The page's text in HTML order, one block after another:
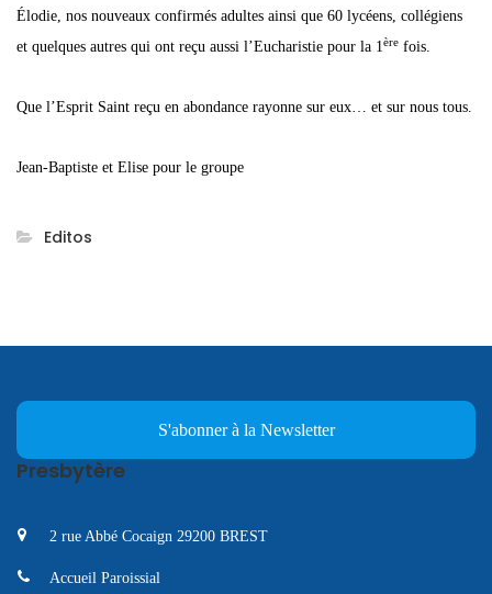
Élodie, nos nouveaux confirmés adultes ainsi que 60 lycéens, collégiens
et quelques autres qui ont reçu aussi l’Eucharistie pour la 1ère fois.
Que l’Esprit Saint reçu en abondance rayonne sur eux… et sur nous tous.
Jean-Baptiste et Elise pour le groupe
Editos
S'abonner à la Newsletter
Presbytère
2 rue Abbé Cocaign 29200 BREST
Accueil Paroissial